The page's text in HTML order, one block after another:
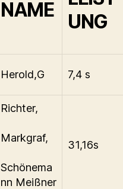
NAME
UNG
Herold,G 7,4 s
Richter,
Markgraf,
Schönema
nn Meißner
31,16s